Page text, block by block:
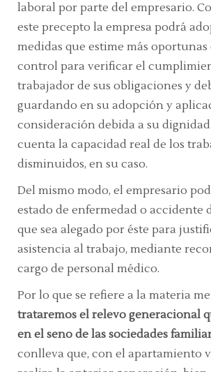
laboral por parte del empresario.
este precepto la empresa podrá
medidas que estime más
control para verificar el
trabajador de sus obligaciones y
guardando en su adopción y
consideración debida a su
cuenta la capacidad real de los
disminuidos, en su caso.
Del mismo modo, el empresario
estado de enfermedad o accidente
que sea alegado por éste para
asistencia al trabajo, mediante
cargo de personal médico.
Por lo que se refiere a la materia
trataremos el relevo generacional
en el seno de las sociedades
conlleva que, con el apartamiento